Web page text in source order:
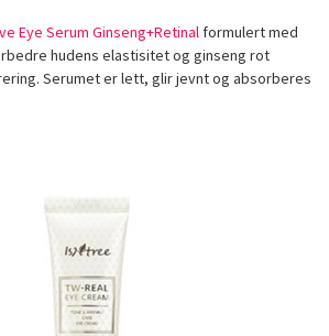
Eye Serum Ginseng+Retinal formulert med
hudens elastisitet og ginseng rot
Serumet er lett, glir jevnt og absorberes